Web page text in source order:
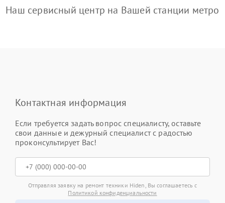
Наш сервисный центр на Вашей станции метро
Контактная информация
Если требуется задать вопрос специалисту, оставьте
свои данные и дежурный специалист с радостью
проконсультирует Вас!
Отправляя заявку на ремонт техники Hiden, Вы соглашаетесь с
Политикой конфиденциальности